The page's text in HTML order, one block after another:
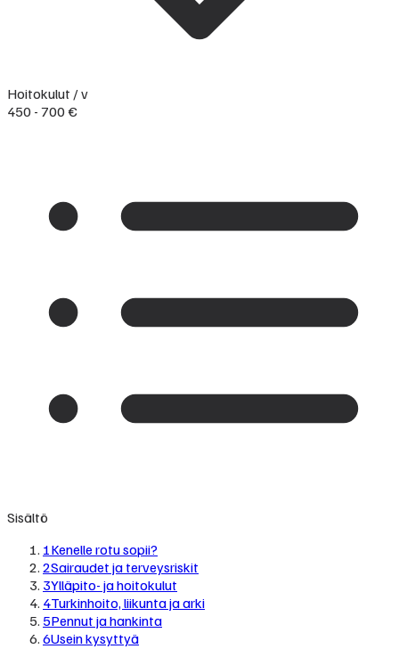
Hoitokulut / v
450 - 700 €
Sisältö
1Kenelle rotu sopii?
2Sairaudet ja terveysriskit
3Ylläpito- ja hoitokulut
4Turkinhoito, liikunta ja arki
5Pennut ja hankinta
6Usein kysyttyä